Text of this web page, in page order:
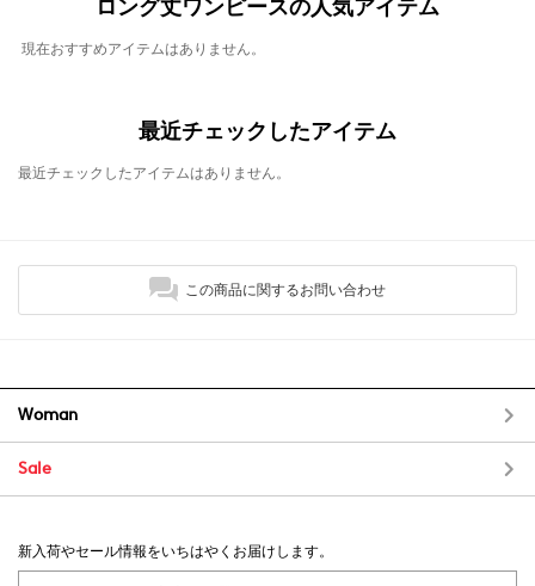
ロング丈ワンピースの人気アイテム
現在おすすめアイテムはありません。
最近チェックしたアイテム
最近チェックしたアイテムはありません。
この商品に関するお問い合わせ
Woman
Sale
新入荷やセール情報をいちはやくお届けします。